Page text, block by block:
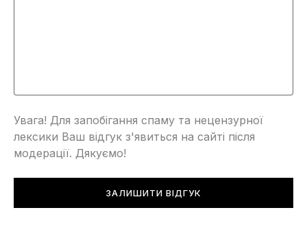
Увага! Для запобігання спаму та нецензурної
лексики Ваш відгук з'явиться на сайті після
модерації. Дякуємо!
ЗАЛИШИТИ ВІДГУК